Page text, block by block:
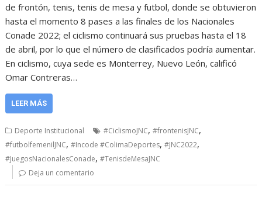
de frontón, tenis, tenis de mesa y futbol, donde se obtuvieron
hasta el momento 8 pases a las finales de los Nacionales
Conade 2022; el ciclismo continuará sus pruebas hasta el 18
de abril, por lo que el número de clasificados podría aumentar.
En ciclismo, cuya sede es Monterrey, Nuevo León, calificó
Omar Contreras…
LEER MÁS
Deporte Institucional #CiclismoJNC,#frontenisJNC,
#futbolfemenilJNC,#Incode #ColimaDeportes,#JNC2022,
#JuegosNacionalesConade,#TenisdeMesaJNC
Deja un comentario